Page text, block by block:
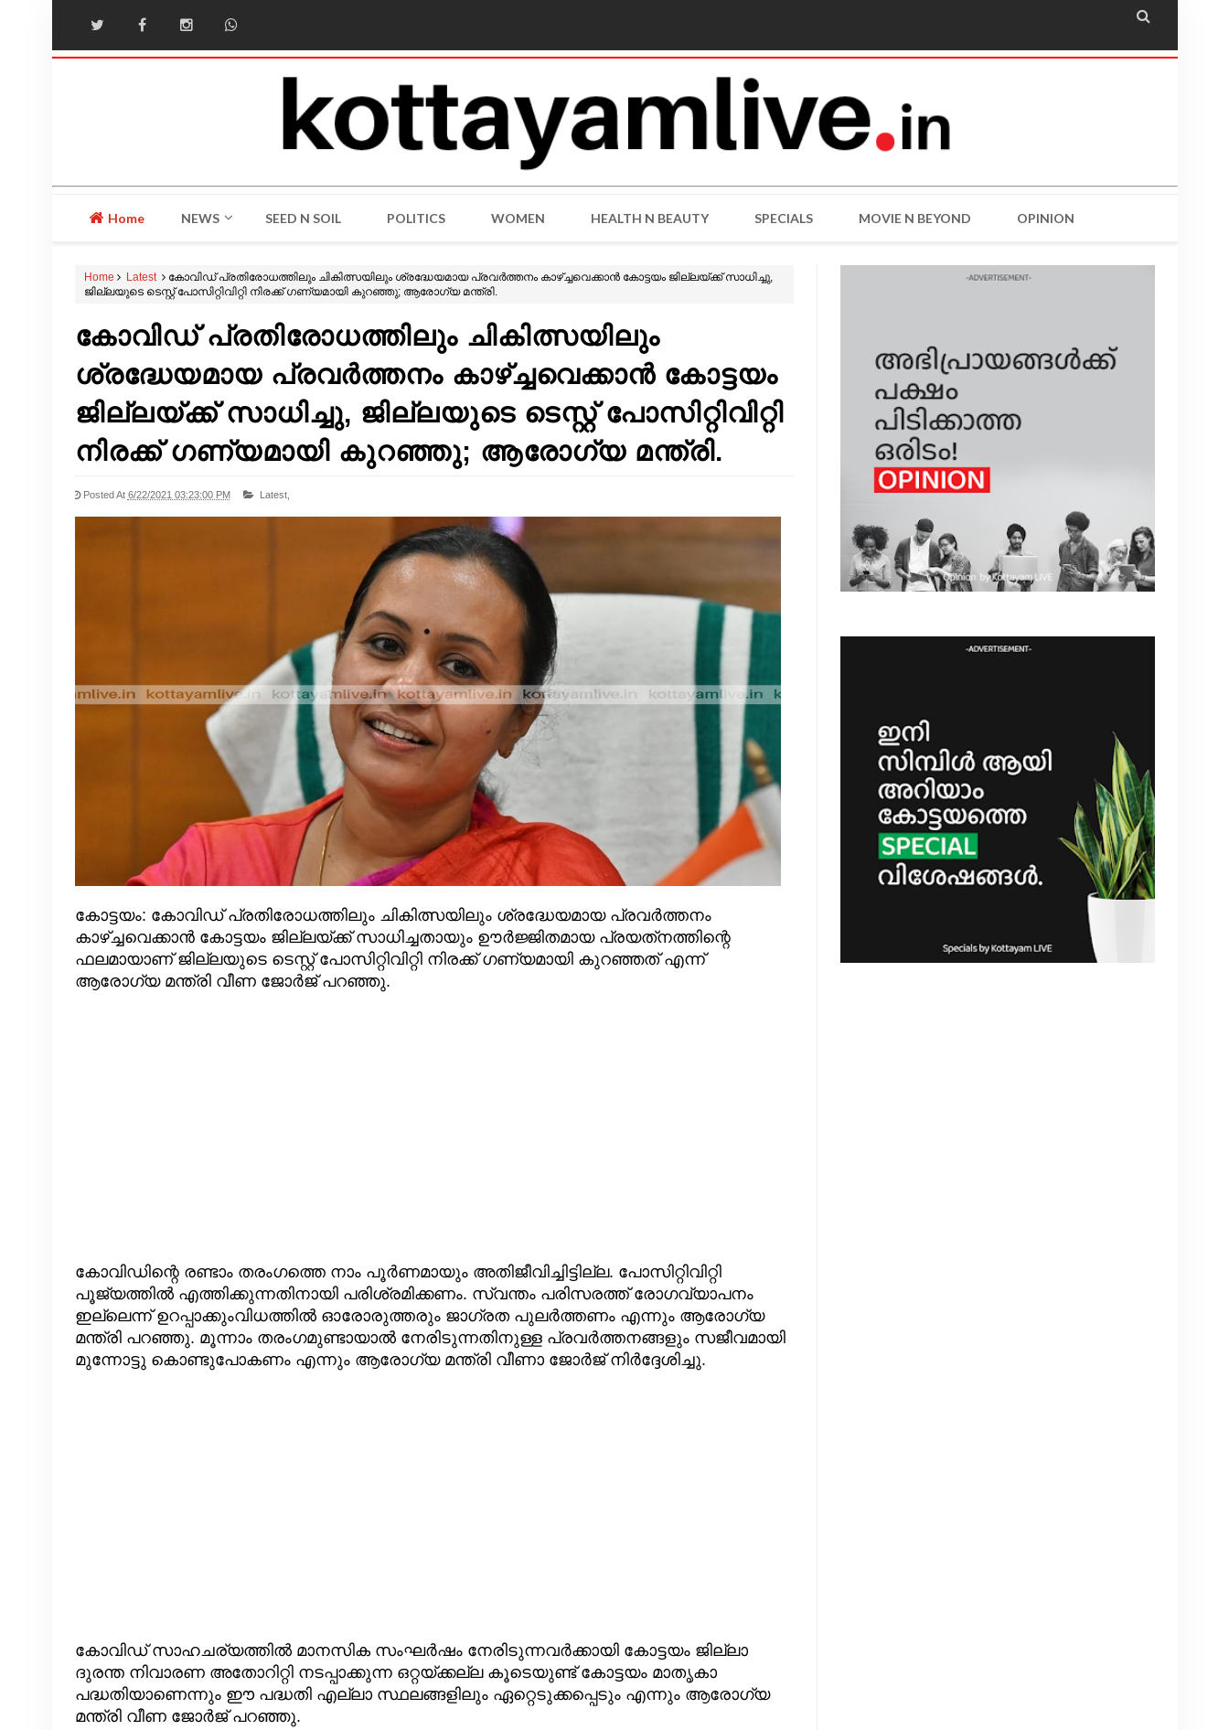

Home NEWS SEED N SOIL POLITICS WOMEN HEALTH N BEAUTY SPECIALS MOVIE N BEYOND OPINION
Home Latest
കോവിഡ് പ്രതിരോധത്തിലും ചികിത്സയിലും ശ്രദ്ധേയമായ പ്രവര്‍ത്തനം കാഴ്ച്ചവെക്കാന്‍ കോട്ടയം ജില്ലയ്ക്ക് സാധിച്ചു,
ജില്ലയുടെ ടെസ്റ്റ് പോസിറ്റിവിറ്റി നിരക്ക് ഗണ്യമായി കുറഞ്ഞു; ആരോഗ്യ മന്ത്രി.
കോവിഡ് പ്രതിരോധത്തിലും ചികിത്സയിലും
ശ്രദ്ധേയമായ പ്രവര്‍ത്തനം കാഴ്ച്ചവെക്കാന്‍ കോട്ടയം
ജില്ലയ്ക്ക് സാധിച്ചു, ജില്ലയുടെ ടെസ്റ്റ് പോസിറ്റിവിറ്റി
നിരക്ക് ഗണ്യമായി കുറഞ്ഞു; ആരോഗ്യ മന്ത്രി.
Posted At 6/22/2021 03:23:00 PM Latest,
കോട്ടയം: കോവിഡ് പ്രതിരോധത്തിലും ചികിത്സയിലും ശ്രദ്ധേയമായ പ്രവര്‍ത്തനം
കാഴ്ച്ചവെക്കാന്‍ കോട്ടയം ജില്ലയ്ക്ക് സാധിച്ചതായും ഊര്‍ജ്ജിതമായ പ്രയത്‌നത്തിന്റെ
ഫലമായാണ് ജില്ലയുടെ ടെസ്റ്റ് പോസിറ്റിവിറ്റി നിരക്ക് ഗണ്യമായി കുറഞ്ഞത് എന്ന്
ആരോഗ്യ മന്ത്രി വീണ ജോർജ് പറഞ്ഞു.
കോവിഡിന്റെ രണ്ടാം തരംഗത്തെ നാം പൂര്‍ണമായും അതിജീവിച്ചിട്ടില്ല. പോസിറ്റിവിറ്റി
പൂജ്യത്തില്‍ എത്തിക്കുന്നതിനായി പരിശ്രമിക്കണം. സ്വന്തം പരിസരത്ത് രോഗവ്യാപനം
ഇല്ലെന്ന് ഉറപ്പാക്കുംവിധത്തില്‍ ഓരോരുത്തരും ജാഗ്രത പുലര്‍ത്തണം എന്നും ആരോഗ്യ
മന്ത്രി പറഞ്ഞു. മൂന്നാം തരംഗമുണ്ടായാല്‍ നേരിടുന്നതിനുള്ള പ്രവര്‍ത്തനങ്ങളും സജീവമായി
മുന്നോട്ടു കൊണ്ടുപോകണം എന്നും ആരോഗ്യ മന്ത്രി വീണാ ജോർജ് നിർദ്ദേശിച്ചു.
കോവിഡ് സാഹചര്യത്തില്‍ മാനസിക സംഘര്‍ഷം നേരിടുന്നവര്‍ക്കായി കോട്ടയം ജില്ലാ
ദുരന്ത നിവാരണ അതോറിറ്റി നടപ്പാക്കുന്ന ഒറ്റയ്ക്കല്ല കൂടെയുണ്ട് കോട്ടയം മാതൃകാ
പദ്ധതിയാണെന്നും ഈ പദ്ധതി എല്ലാ സ്ഥലങ്ങളിലും ഏറ്റെടുക്കപ്പെടും എന്നും ആരോഗ്യ
മന്ത്രി വീണ ജോര്‍ജ് പറഞ്ഞു.